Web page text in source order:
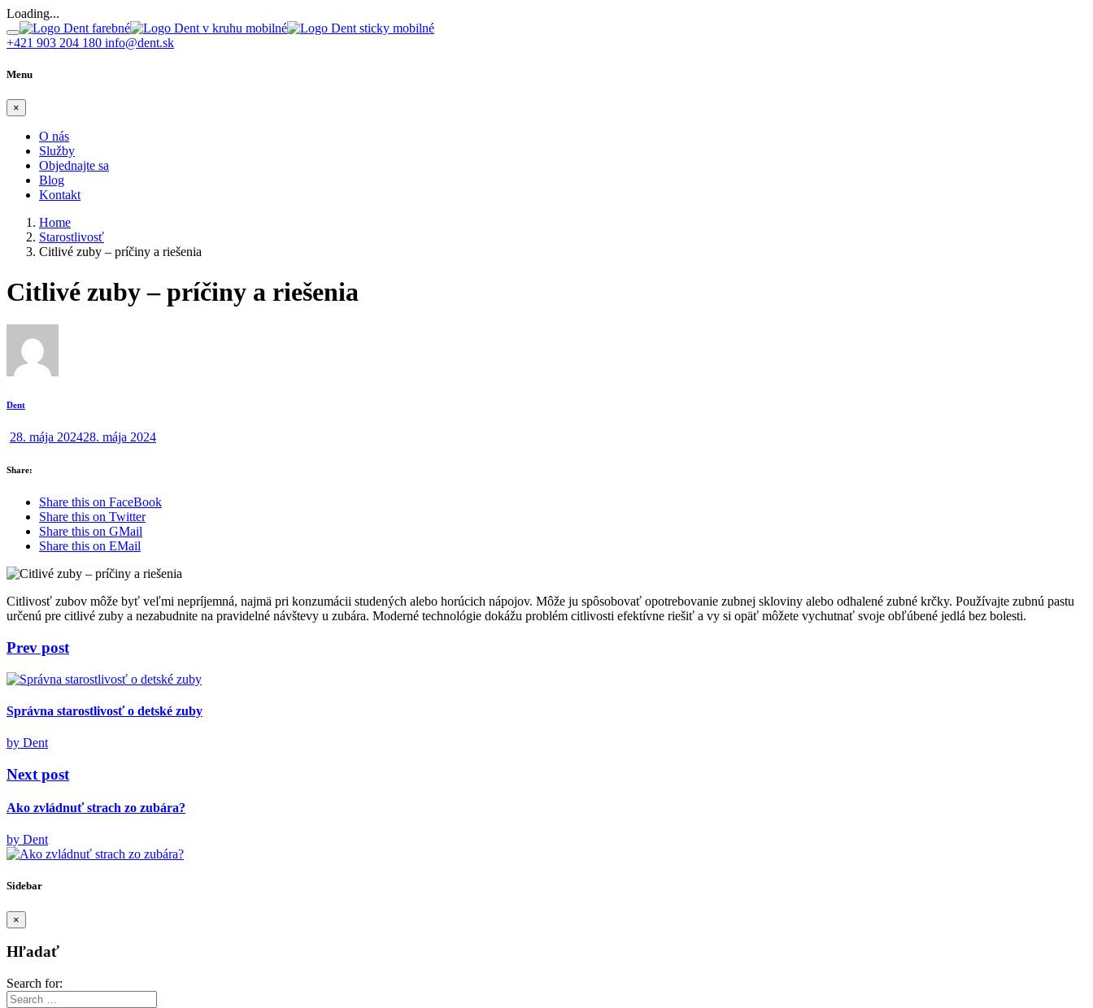
Loading...
+421 903 204 180 info@dent.sk
Menu
×
O nás
Služby
Objednajte sa
Blog
Kontakt
Home
Starostlivosť
Citlivé zuby – príčiny a riešenia
Citlivé zuby – príčiny a riešenia
Dent
28. mája 202428. mája 2024
Share:
Share this on FaceBook
Share this on Twitter
Share this on GMail
Share this on EMail
Citlivosť zubov môže byť veľmi nepríjemná, najmä pri konzumácii studených alebo horúcich nápojov. Môže ju spôsobovať opotrebovanie zubnej skloviny alebo odhalené zubné krčky. Používajte zubnú pastu
určenú pre citlivé zuby a nezabudnite na pravidelné návštevy u zubára. Moderné technológie dokážu problém citlivosti efektívne riešiť a vy si opäť môžete vychutnať svoje obľúbené jedlá bez bolesti.
Prev post
Správna starostlivosť o detské zuby
by Dent
Next post
Ako zvládnuť strach zo zubára?
by Dent
Sidebar
×
Hľadať
Search for: